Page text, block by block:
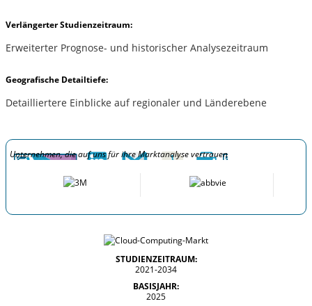
Verlängerter Studienzeitraum:
Erweiterter Prognose- und historischer Analysezeitraum
Geografische Detailtiefe:
Detailliertere Einblicke auf regionaler und Länderebene
Unternehmen, die auf uns für ihre Marktanalyse vertrauen
STUDIENZEITRAUM:
2021-2034
BASISJAHR:
2025